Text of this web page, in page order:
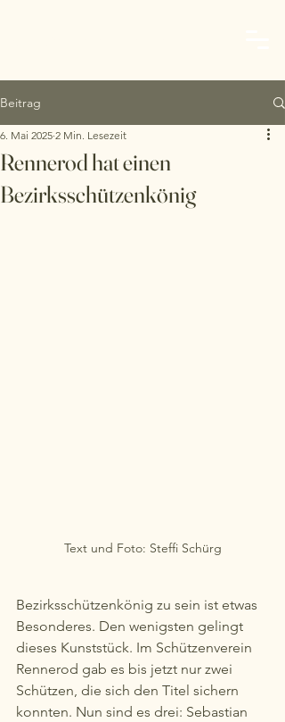
Beitrag
Rennerod hat einen
Bezirksschützenkönig
6. Mai 2025 2 Min. Lesezeit
Text und Foto: Steffi Schürg
Bezirksschützenkönig zu sein ist etwas
Besonderes. Den wenigsten gelingt
dieses Kunststück. Im Schützenverein
Rennerod gab es bis jetzt nur zwei
Schützen, die sich den Titel sichern
konnten. Nun sind es drei: Sebastian